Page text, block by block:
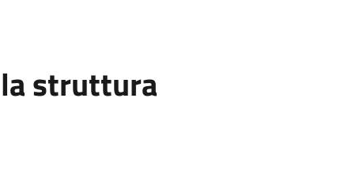
struttura